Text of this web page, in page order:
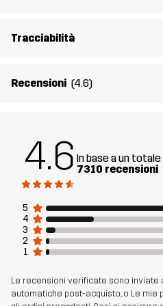
Numero di
Tracciabilità
Recensioni (4.6)
4.6 In base a un totale
7310 recensioni
5
4
3
2
1
Le recensioni verificate sono
automatiche post-acquisto, o Le mie